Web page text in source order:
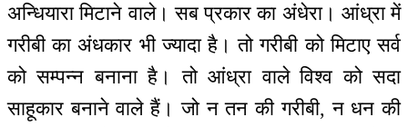
अन्धियारा मिटाने वाले। सब प्रकार का अंधेरा। आंध्रा में
गरीबी का अंधकार भी ज्यादा है। तो गरीबी को मिटाए सर्व
को सम्पन्न बनाना है। तो आंध्रा वाले विश्व को सदा
साहूकार बनाने वाले हैं। जो न तन की गरीबी, न धन की